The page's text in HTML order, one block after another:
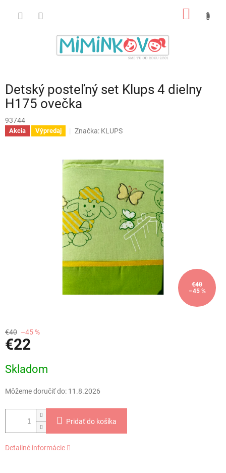
Detský posteľný set Klups 4 dielny
H175 ovečka
93744
Akcia Výpredaj Značka: KLUPS
€40
–45 %
€40 –45 %
€22
cena:
Skladom
Môžeme doručiť do: 11.8.2026
Pridať do košíka
Detailné informácie